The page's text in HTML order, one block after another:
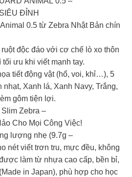
ĐỈNH
0.5 từ Zebra Nhật Bản chín
độc đáo với cơ chế lò xo thôn
ưu khi viết mạnh tay.
tiết động vật (hổ, voi, khỉ…), 5
nhạt, Xanh lá, Xanh Navy, Trắng,
gôm tiện lợi.
Zebra –
Cho Mọi Công Việc!
lượng nhẹ (9.7g –
nét viết trơn tru, mực đều, không
làm từ nhựa cao cấp, bền bỉ,
in Japan), phù hợp cho học